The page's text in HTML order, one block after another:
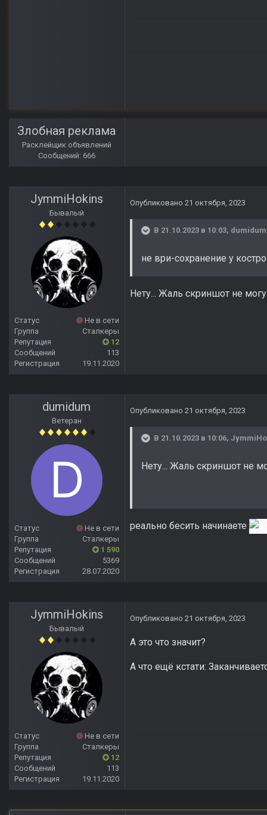
Злобная реклама
Расклейщик объявлений
Сообщений: 666
JymmiHokins
Бывалый
Статус
Не в сети
Группа
Сталкеры
Репутация
12
Сообщений
113
Регистрация
19.11.2020
Опубликовано 21 октября, 2023
В 21.10.2023 в 10:03, dumidum
не ври-сохранение у
Нету... Жаль скриншот не могу
dumidum
Ветеран
Статус
Не в сети
Группа
Сталкеры
Репутация
1 590
Сообщений
5369
Регистрация
28.07.2020
Опубликовано 21 октября, 2023
В 21.10.2023 в 10:06,
Нету... Жаль скриншот не
реально бесить начинаете
JymmiHokins
Бывалый
Статус
Не в сети
Группа
Сталкеры
Репутация
12
Сообщений
113
Регистрация
19.11.2020
Опубликовано 21 октября, 2023
А это что значит?
А что ещё кстати: